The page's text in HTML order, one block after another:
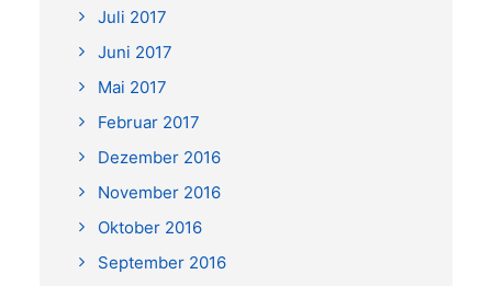
Juli 2017
Juni 2017
Mai 2017
Februar 2017
Dezember 2016
November 2016
Oktober 2016
September 2016